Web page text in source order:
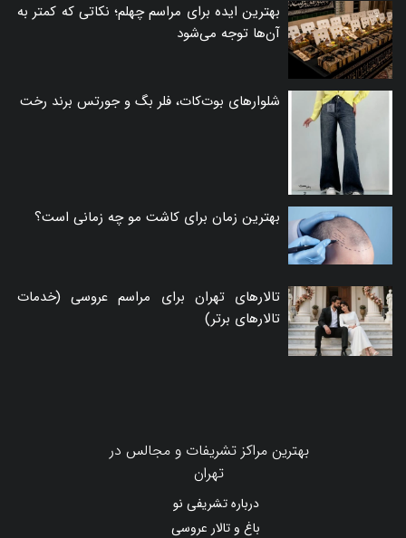
بهترین ایده برای مراسم چهلم؛ نکاتی که کمتر به
آن‌ها توجه می‌شود
شلوارهای بوت‌کات، فلر بگ و جورتس برند رخت
بهترین زمان برای کاشت مو چه زمانی است؟
تالارهای تهران برای مراسم عروسی (خدمات
تالارهای برتر)
بهترین مراکز تشریفات و مجالس در
تهران
درباره تشریفی نو
باغ و تالار عروسی